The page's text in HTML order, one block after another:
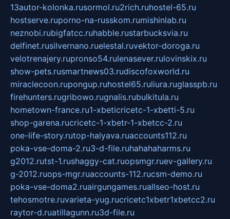
13autor-kolonka.rusormol.ru2rich.ruhostel-65.ru
hostserve.ruporno-na-russkom.rumishinlab.ru
neznobi.rubigfatcc.ruhabble.rustarbucksvia.ru
delfinet.rusilvernano.ruelestal.ruvektor-doroga.ru
velotrenajery.rupronso54.rulenasever.rulovinskix.ru
show-pets.rusmartnews03.rudiscofoxworld.ru
miraclecoon.rupongup.ruhostel65.ruliura.ruglasspb.ru
firehunters.rugribowo.rugnalis.rubulkitula.ru
hometown-france.ru1-xbeticricetc-1-xbetti-5.ru
shop-garena.rucricetc-1-xbetr-1-xbetcc-2.ru
one-life-story.rutop-halyava.ruaccounts112.ru
poka-vse-doma-2.ru3-d-file.ruhahahaharms.ru
g2012.rutst-1.rushaggy-cat.ruopsmgr.ruev-gallery.ru
g-2012.ruops-mgr.ruaccounts-112.rucsm-demo.ru
poka-vse-doma2.ruairgungames.ruallseo-host.ru
tehosmotre.ruvarieta-yug.rucricetc1xbetr1xbetcc2.ru
raytor-d.ruatillagunn.ru3d-file.ru